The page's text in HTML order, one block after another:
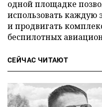
одной площадке
использовать каждую
и продвигать
беспилотных
СЕЙЧАС ЧИТАЮТ